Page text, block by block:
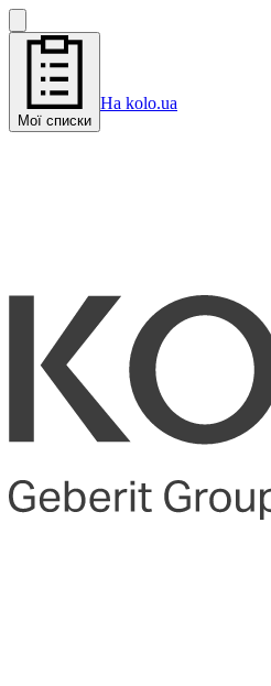
Мої списки
На kolo.ua